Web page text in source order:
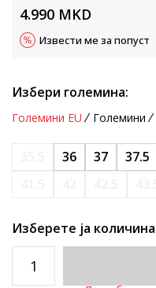
4.990 MKD
Извести ме за попуст
Избери големина:
Големини EU Големини
36 37 37.5
Изберете ја